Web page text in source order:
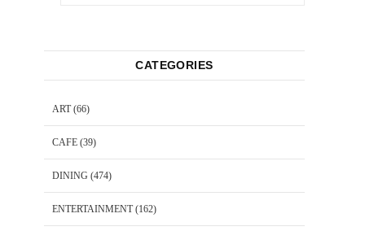
CATEGORIES
ART(66)
CAFE (39)
DINING (474)
ENTERTAINMENT(162)